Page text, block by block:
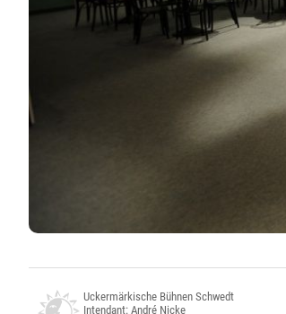
Uckermärkische Bühnen Schwedt
Intendant: André Nicke